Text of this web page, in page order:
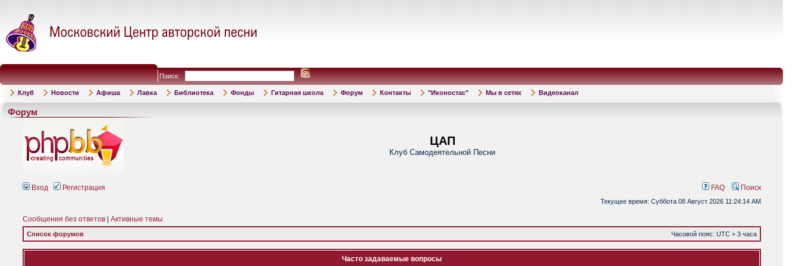
Поиск:
Клуб Новости Афиша Лавка Библиотека Фонды Гитарная школа Форум Контакты "Иконостас" Мы в сетях Видеоканал
Форум
ЦАП
Клуб Самодеятельной Песни
Вход Регистрация FAQ Поиск
Текущее время: Суббота 08 Август 2026 11:24:14 AM
Сообщения без ответов Активные темы
Список форумов Часовой пояс: UTC + 3 часа
Часто задаваемые вопросы